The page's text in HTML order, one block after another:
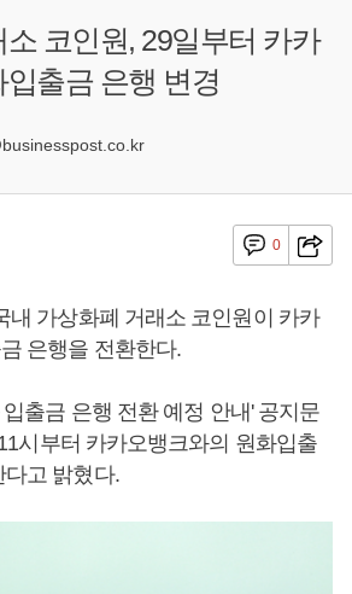
코인원, 29일부터 카카
출금 은행 변경
0
내 가상화폐 거래소 코인원이 카카
은행을 전환한다.
출금 은행 전환 예정 안내' 공지문
시부터 카카오뱅크와의 원화입출
고 밝혔다.